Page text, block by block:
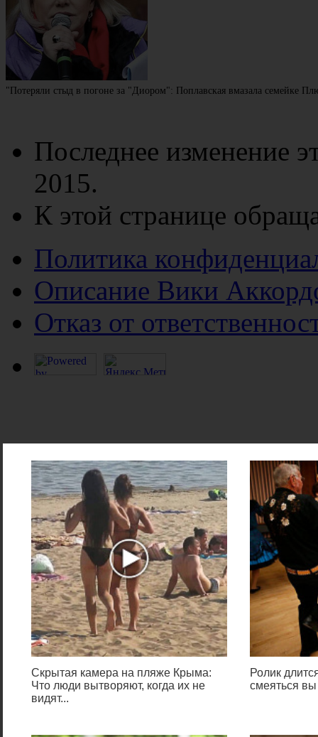
Скрытая камера на пляже Крыма:
Что люди вытворяют, когда их не
видят...
Ролик
смеяться вы
"Потеряли стыд в погоне за "Диором": Поплавская вмазала семейке
Последнее изменение
2015.
К этой странице
Политика
Описание Вики
Отказ от